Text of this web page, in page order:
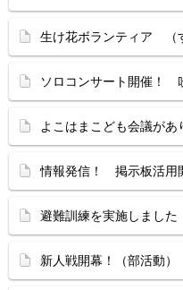
生け花ボランティア （
ソロコンサート開催！
よこはまこども会議があ
情報発信！ 掲示板活用
避難訓練を実施しまし
新人戦開幕！（部活動）